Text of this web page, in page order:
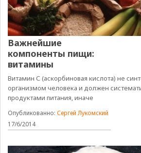
Важнейшие
компоненты пищи:
витамины
Витамин С (аскорбиновая кислота) не
организмом человека и должен
продуктами питания, иначе
Опубликованно:Сергей Лукомский
17/6/2014